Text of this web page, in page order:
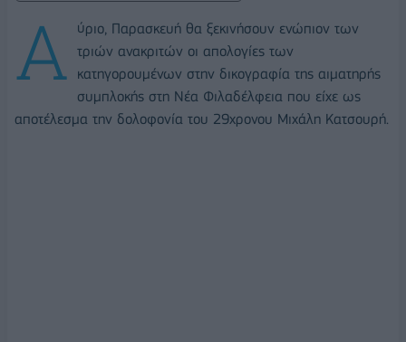
Α
ύριο, Παρασκευή θα ξεκινήσουν ενώπιον των
τριών ανακριτών οι απολογίες των
κατηγορουμένων στην δικογραφία της αιματηρής
συμπλοκής στη Νέα Φιλαδέλφεια που είχε ως
αποτέλεσμα την δολοφονία του 29χρονου Μιχάλη Κατσουρή.